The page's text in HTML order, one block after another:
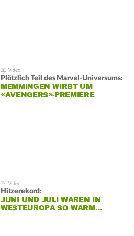
Plötzlich Teil des Marvel-Universums:
MEMMINGEN WIRBT UM
«AVENGERS»-PREMIERE
Hitzerekord:
JUNI UND JULI WAREN IN
WESTEUROPA SO WARM…